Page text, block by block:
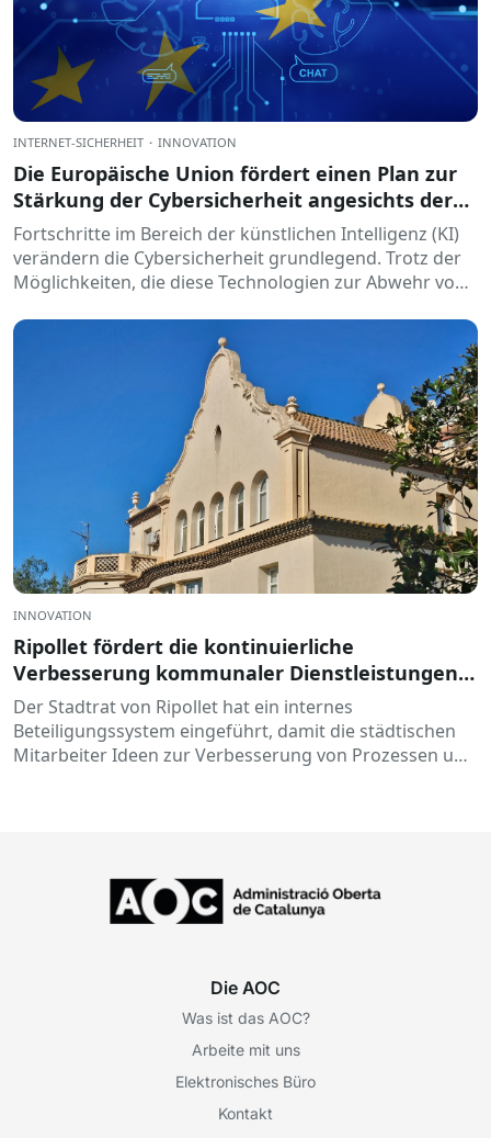
INTERNET-SICHERHEIT · INNOVATION
Die Europäische Union fördert einen Plan zur
Stärkung der Cybersicherheit angesichts der
Herausforderungen durch künstliche
Intelligenz.
Fortschritte im Bereich der künstlichen Intelligenz (KI)
verändern die Cybersicherheit grundlegend. Trotz der
Möglichkeiten, die diese Technologien zur Abwehr von
INNOVATION
Ripollet fördert die kontinuierliche
Verbesserung kommunaler Dienstleistungen
mit einer kollaborativen Ideenplattform:
DigiCanvis
Der Stadtrat von Ripollet hat ein internes
Beteiligungssystem eingeführt, damit die städtischen
Mitarbeiter Ideen zur Verbesserung von Prozessen und
Die AOC
Was ist das AOC?
Arbeite mit uns
Elektronisches Büro
Kontakt